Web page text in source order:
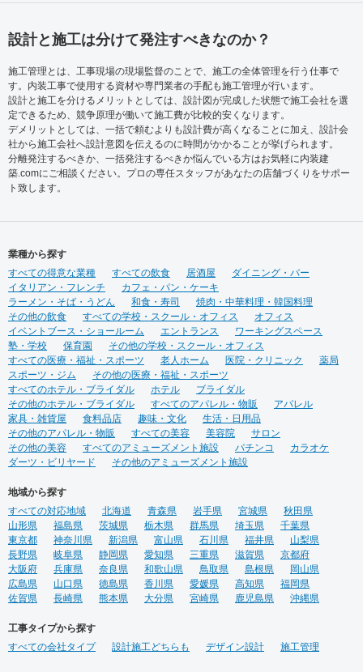
設計と施工は分けて発注すべきなのか？
施工管理とは、工事現場の現場監督のことで、施工の全体管理を行う仕事で
す。内装工事で使用する資材や専門業者の手配も施工管理が行います。
設計と施工を分けるメリットとしては、設計図が完成した状態で施工会社を選
定できるため、競争原理が働いて施工費が比較的安くなります。
デメリットとしては、一括で頼むよりも設計費が高くなることに加え、設計会
社から施工会社へ設計意図を伝えるのに時間がかかることが挙げられます。
分離発注するべきか、一括発注するべきか悩んでいる方はお気軽に内装建
築.comにご相談ください。プロの専任スタッフがあなたの店舗づくりをサポー
ト致します。
業種から探す
すべての得意な業種
すべての飲食 居酒屋
ダイニング・バー
イタリアン・フレンチ
カフェ・パン・ケーキ
ラーメン・そば・うどん
和食・寿司
焼肉・中華料理・韓国料理
その他の飲食
すべての学校・スクール・オフィス
オフィス
イベントブース・ショールーム
エントランス
ワーキングスペース
塾・学校
保育園
その他の学校・スクール・オフィス
すべての医療・福祉・スポーツ
老人ホーム 医院・クリニック
薬局
スポーツ・ジム
その他の医療・福祉・スポーツ
すべてのホテル・ブライダル
ホテル
ブライダル
その他のホテル・ブライダル
すべてのアパレル・物販
アパレル
家具・雑貨屋
食料品店 趣味・文化
生活・日用品
その他のアパレル・物販
すべての美容 美容院
サロン
その他の美容
すべてのアミューズメント施設 パチンコ
カラオケ
ダーツ・ビリヤード
その他のアミューズメント施設
地域から探す
すべての対応地域
北海道 青森県 岩手県 宮城県
秋田県
山形県
福島県 茨城県 栃木県 群馬県 埼玉県
千葉県
東京都
神奈川県 新潟県 富山県 石川県 福井県
山梨県
長野県
岐阜県 静岡県 愛知県 三重県 滋賀県
京都府
大阪府
兵庫県 奈良県 和歌山県 鳥取県 島根県
岡山県
広島県
山口県 徳島県 香川県 愛媛県 高知県
福岡県
佐賀県
長崎県 熊本県 大分県 宮崎県 鹿児島県 沖縄県
工事タイプから探す
すべての会社タイプ
設計施工どちらも デザイン設計 施工管理